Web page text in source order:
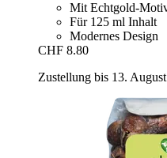
Mit Echtgold-
Für 125 ml Inhalt
Modernes Design
CHF 8.80
Zustellung bis 13. August